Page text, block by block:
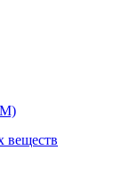
веществ